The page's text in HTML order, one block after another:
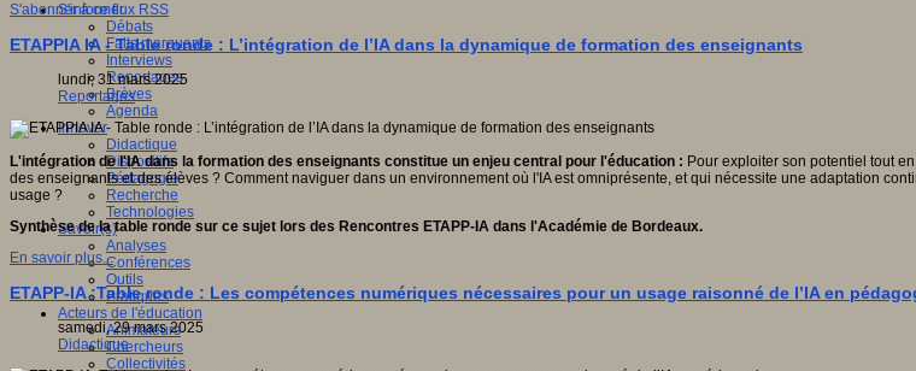
S'informer
Débats
Faits marquants
Interviews
Reportages
Brèves
Agenda
Innover
Didactique
Dispositifs
Pédagogie
Recherche
Technologies
Savoir(s)
Analyses
Conférences
Outils
Pratiques
Acteurs de l'éducation
Animateurs
Chercheurs
Collectivités
S'abonner à ce flux RSS
ETAPPIA IA - Table ronde : L’intégration de l’IA dans la dynamique de formation des enseignants
lundi, 31 mars 2025
Reportages
L'intégration de l'IA dans la formation des enseignants constitue un enjeu central pour l'éducation : Pour exploiter son potentiel tout
des enseignants et des élèves ? Comment naviguer dans un environnement où l'IA est omniprésente, et qui nécessite une adaptation
usage ?
Synthèse de la table ronde sur ce sujet lors des Rencontres ETAPP-IA dans l'Académie de Bordeaux.
En savoir plus...
ETAPP-IA :Table ronde : Les compétences numériques nécessaires pour un usage raisonné de l’IA en
samedi, 29 mars 2025
Didactique